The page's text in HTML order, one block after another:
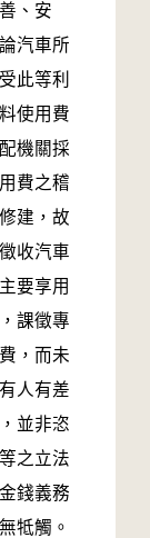
、安
汽車所
此等利
使用費
機關採
費之稽
建，故
收汽車
要享用
課徵專
，而未
人有差
並非恣
之立法
錢義務
牴觸。